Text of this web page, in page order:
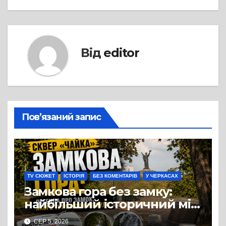
Від editor
Пов’язаний запис
TV СЮЖЕТ ІСТОРІЯ БЕЗ КОМЕНТАРІВ У ЧЕРКАСАХ
Замкова гора без замку:
найбільший історичний міф
Черкас
СЕР 5, 2026